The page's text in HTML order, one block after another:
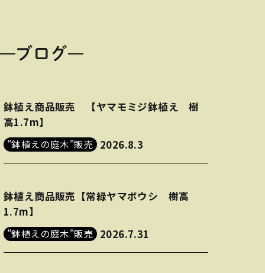
ブログ
鉢植え商品販売 【ヤマモミジ鉢植え 樹
高1.7m】
"鉢植えの庭木"販売 2026.8.3
鉢植え商品販売【常緑ヤマボウシ 樹高
1.7m】
"鉢植えの庭木"販売 2026.7.31